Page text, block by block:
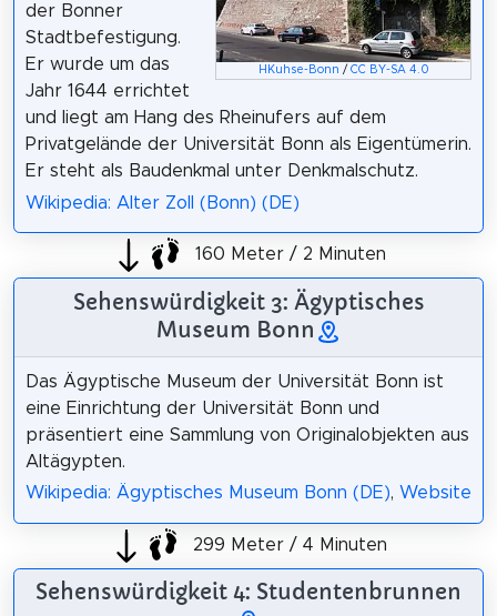
HKuhse-Bonn / CC BY-SA 4.0
der Bonner
Stadtbefestigung.
Er wurde um das
Jahr 1644 errichtet
und liegt am Hang des Rheinufers auf dem
Privatgelände der Universität Bonn als Eigentümerin.
Er steht als Baudenkmal unter Denkmalschutz.
Wikipedia: Alter Zoll (Bonn) (DE)
160 Meter / 2 Minuten
Sehenswürdigkeit 3: Ägyptisches
Museum Bonn
Das Ägyptische Museum der Universität Bonn ist
eine Einrichtung der Universität Bonn und
präsentiert eine Sammlung von Originalobjekten aus
Altägypten.
Wikipedia: Ägyptisches Museum Bonn (DE), Website
299 Meter / 4 Minuten
Sehenswürdigkeit 4: Studentenbrunnen